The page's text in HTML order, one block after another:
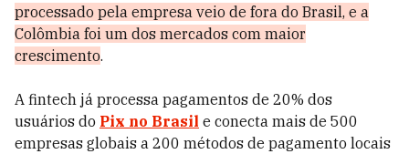
processado pela empresa veio de fora do Brasil, e a
Colômbia foi um dos mercados com maior
crescimento.
A fintech já processa pagamentos de 20% dos
usuários do Pix no Brasil e conecta mais de 500
empresas globais a 200 métodos de pagamento locais